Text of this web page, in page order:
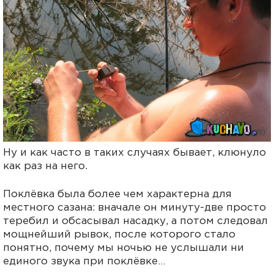
Ну и как часто в таких случаях бывает, клюнуло
как раз на него.
Поклёвка была более чем характерна для
местного сазана: вначале он минуту-две просто
теребил и обсасывал насадку, а потом следовал
мощнейший рывок, после которого стало
понятно, почему мы ночью не услышали ни
единого звука при поклёвке…